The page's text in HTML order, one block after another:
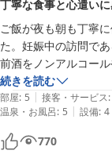
2026-07-01
丁寧な食事と心遣い
ご飯が夜も朝も丁寧
た。妊娠中の訪問で
前酒をノンアルコー
事前に配慮いただけ
ームサービスでつけ
ったと喜んでいまし
りがたかったです。
少し窓枠が湿気のせ
続きを読む
部屋: 5 | 接客・サービス:
温泉・お風呂: 5 | 設備: 4
770